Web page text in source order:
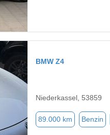
BMW Z4
Niederkassel, 53859
89.000 km Benzin